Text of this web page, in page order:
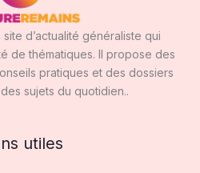
d’actualité généraliste qui
de thématiques. Il propose des
pratiques et des dossiers
sujets du quotidien..
utiles